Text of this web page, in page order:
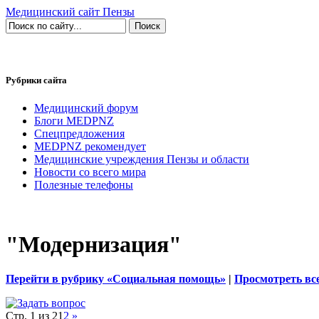
Медицинский сайт Пензы
Рубрики сайта
Медицинский форум
Блоги MEDPNZ
Спецпредложения
MEDPNZ рекомендует
Медицинские учреждения Пензы и области
Новости со всего мира
Полезные телефоны
"Модернизация"
Перейти в рубрику «Социальная помощь» | Просмотреть
Стр. 1 из 21 2 »